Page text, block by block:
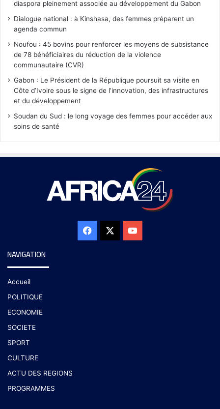
diaspora pleinement associée au développement du Gabon
Dialogue national : à Kinshasa, des femmes préparent un
agenda commun
Noufou : 45 bovins pour renforcer les moyens de subsistance
de 78 bénéficiaires du réduction de la violence
communautaire (CVR)
Gabon : Le Président de la République poursuit sa visite en
Côte d’Ivoire sous le signe de l’innovation, des infrastructures
et du développement
Soudan du Sud : le long voyage des femmes pour accéder aux
soins de santé
NAVIGATION
Accueil
POLITIQUE
ECONOMIE
SOCIETE
SPORT
CULTURE
ACTU DES REGIONS
PROGRAMMES